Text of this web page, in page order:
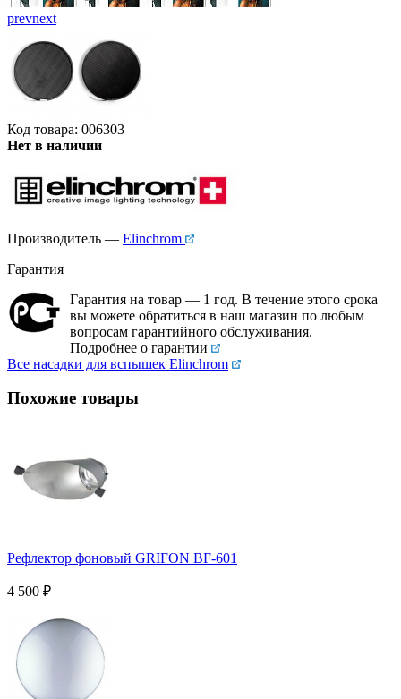
prevnext
Код товара: 006303
Нет в наличии
Производитель — Elinchrom
Гарантия
Гарантия на товар — 1 год. В течение этого срока
вы можете обратиться в наш магазин по любым
вопросам гарантийного обслуживания.
Подробнее о гарантии
Все насадки для вспышек Elinchrom
Похожие товары
Рефлектор фоновый GRIFON BF-601
4 500 ₽